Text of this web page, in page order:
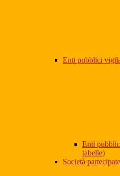
Enti pubblici
Enti
tabelle)
Società partecipate